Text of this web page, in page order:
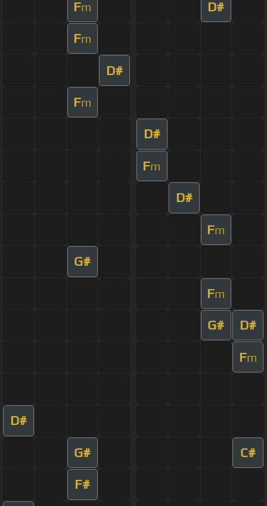
Fm D#
Fm
D#
Fm
D#
Fm
D#
Fm
G#
Fm
G# D#
Fm
D#
G# C#
F#